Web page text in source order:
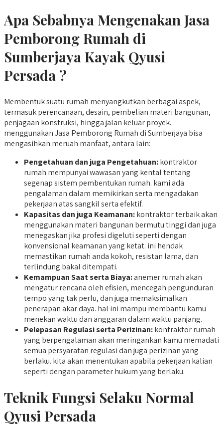
Apa Sebabnya Mengenakan Jasa
Pemborong Rumah di
Sumberjaya Kayak Qyusi
Persada ?
Membentuk suatu rumah menyangkutkan berbagai aspek,
termasuk perencanaan, desain, pembelian materi bangunan,
penjagaan konstruksi, hingga jalan keluar proyek.
menggunakan Jasa Pemborong Rumah di Sumberjaya bisa
mengasihkan meruah manfaat, antara lain:
Pengetahuan dan juga Pengetahuan:kontraktor
rumah mempunyai wawasan yang kental tentang
segenap sistem pembentukan rumah. kami ada
pengalaman dalam memikirkan serta mengadakan
pekerjaan atas sangkil serta efektif.
Kapasitas dan juga Keamanan:kontraktor terbaik akan
menggunakan materi bangunan bermutu tinggi dan juga
menegaskan jika profesi digeluti seperti dengan
konvensional keamanan yang ketat. ini hendak
memastikan rumah anda kokoh, resistan lama, dan
terlindung bakal ditempati.
Kemampuan Saat serta Biaya:anemer rumah akan
mengatur rencana oleh efisien, mencegah pengunduran
tempo yang tak perlu, dan juga memaksimalkan
penerapan akar daya. hal ini mampu membantu kamu
menekan waktu dan anggaran dalam waktu panjang.
Pelepasan Regulasi serta Perizinan:kontraktor rumah
yang berpengalaman akan meringankan kamu memadati
semua persyaratan regulasi dan juga perizinan yang
berlaku. kita akan menentukan apabila pekerjaan kalian
seperti dengan parameter hukum yang berlaku.
Teknik Fungsi Selaku Normal
Qyusi Persada